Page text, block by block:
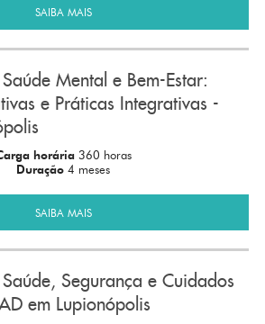
SAIBA MAIS
Mental e Bem-Estar:
e Práticas Integrativas -
horária 360 horas
Duração 4 meses
SAIBA MAIS
Segurança e Cuidados
em Lupionópolis